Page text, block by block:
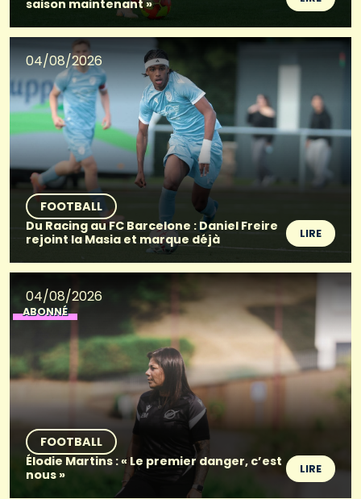
saison maintenant »
04/08/2026
FOOTBALL
Du Racing au FC Barcelone : Daniel Freire
rejoint la Masia et marque déjà
LIRE
04/08/2026
ABONNÉ
FOOTBALL
Élodie Martins : « Le premier danger, c’est
nous »
LIRE